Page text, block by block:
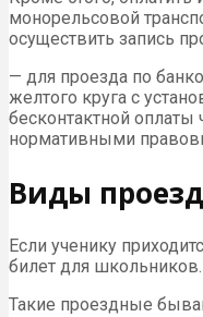
монорельсовой
осуществить запись
— для проезда по
желтого круга с
бесконтактной оплаты
нормативными
Виды
Если ученику
билет для школьников.
Такие проездные